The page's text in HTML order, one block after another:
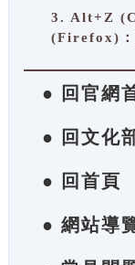
3. Alt+Z
(Firefox)：
● 回官網
● 回文化
● 回首頁
● 網站導